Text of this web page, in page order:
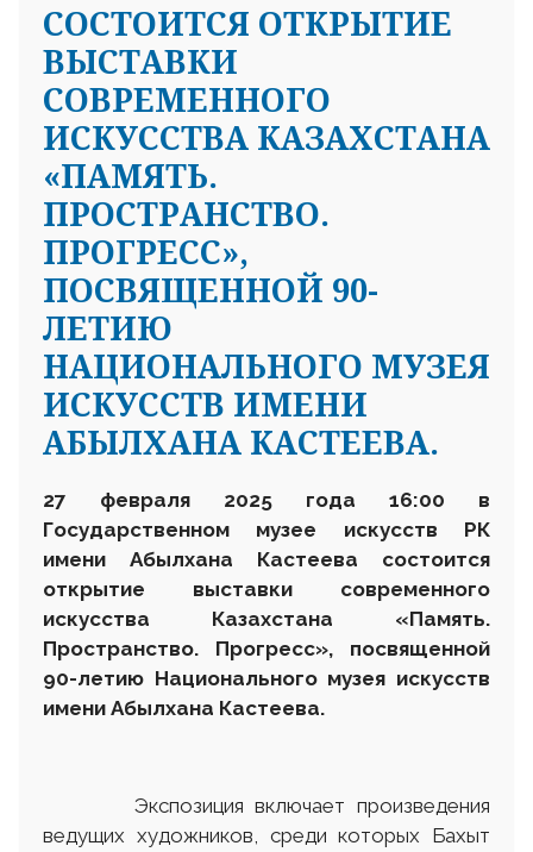
СОСТОИТСЯ ОТКРЫТИЕ
ВЫСТАВКИ
СОВРЕМЕННОГО
ИСКУССТВА КАЗАХСТАНА
«ПАМЯТЬ.
ПРОСТРАНСТВО.
ПРОГРЕСС»,
ПОСВЯЩЕННОЙ 90-
ЛЕТИЮ
НАЦИОНАЛЬНОГО МУЗЕЯ
ИСКУССТВ ИМЕНИ
АБЫЛХАНА КАСТЕЕВА.
27 февраля 2025 года 16:00 в
Государственном музее искусств РК
имени Абылхана Кастеева состоится
открытие выставки современного
искусства Казахстана «Память.
Пространство. Прогресс», посвященной
90-летию Национального музея искусств
имени Абылхана Кастеева.
Экспозиция включает произведения
ведущих художников, среди которых Бахыт